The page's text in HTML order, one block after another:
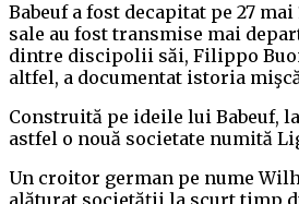
Babeuf a fost decapitat pe 27
sale au fost transmise mai
dintre discipolii săi, Filippo
altfel, a documentat istoria
Construită pe ideile lui Babeuf,
astfel o nouă societate numită
Un croitor german pe nume